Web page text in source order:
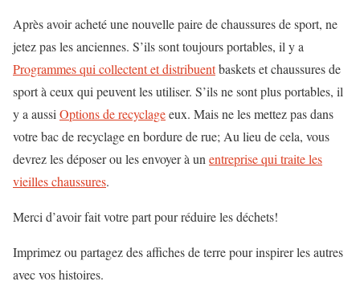
Après avoir acheté une nouvelle paire de chaussures de sport, ne
jetez pas les anciennes. S’ils sont toujours portables, il y a
Programmes qui collectent et distribuentbaskets et chaussures de
sport à ceux qui peuvent les utiliser. S’ils ne sont plus portables, il
y a aussi Options de recyclageeux. Mais ne les mettez pas dans
votre bac de recyclage en bordure de rue; Au lieu de cela, vous
devrez les déposer ou les envoyer à un entreprise qui traite les
vieilles chaussures.
Merci d’avoir fait votre part pour réduire les déchets!
Imprimez ou partagez des affiches de terre pour inspirer les autres
avec vos histoires.